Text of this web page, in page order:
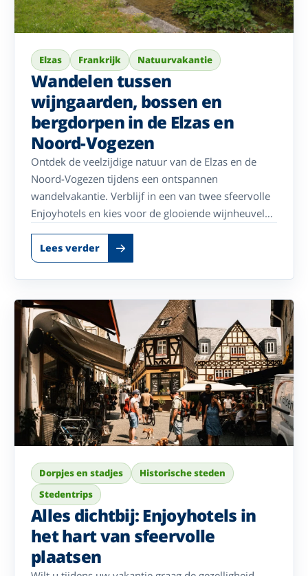
Elzas Frankrijk Natuurvakantie
Wandelen tussen
wijngaarden, bossen en
bergdorpen in de Elzas en
Noord-Vogezen
Ontdek de veelzijdige natuur van de Elzas en de
Noord-Vogezen tijdens een ontspannen
wandelvakantie. Verblijf in een van twee sfeervolle
Enjoyhotels en kies voor de glooiende wijnheuvels
en charmante dorpen rond Klingenthal of de
uitgestrekte bossen en uitstekend gemarkeerde
wandelroutes van het natuurpark Noord-Vogezen.
Na een dag in de buitenlucht keert u terug naar de
gastvrijheid en het comfort van uw hotel.
Lees verder
Dorpjes en stadjes
Historische steden
Stedentrips
Alles dichtbij: Enjoyhotels in
het hart van sfeervolle
plaatsen